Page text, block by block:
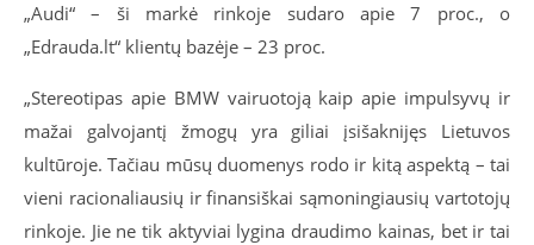
„Audi“ – ši markė rinkoje sudaro apie 7 proc., o
„Edrauda.lt“ klientų bazėje – 23 proc.
„Stereotipas apie BMW vairuotoją kaip apie impulsyvų ir
mažai galvojantį žmogų yra giliai įsišaknijęs Lietuvos
kultūroje. Tačiau mūsų duomenys rodo ir kitą aspektą – tai
vieni racionaliausių ir finansiškai sąmoningiausių vartotojų
rinkoje. Jie ne tik aktyviai lygina draudimo kainas, bet ir tai